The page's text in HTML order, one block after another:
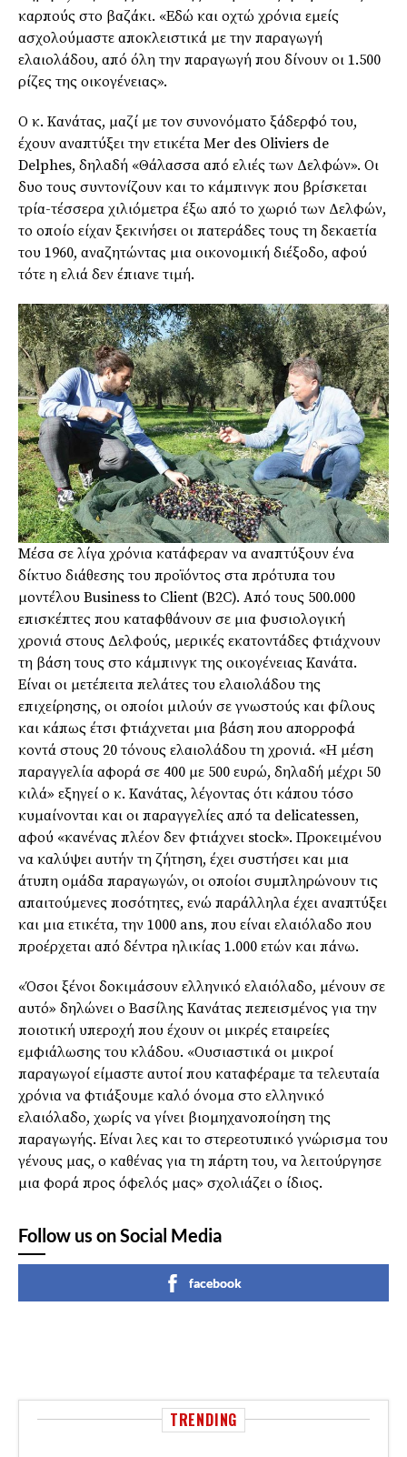
καρπούς στο βαζάκι. «Εδώ και οχτώ χρόνια εμείς
ασχολούμαστε αποκλειστικά με την παραγωγή
ελαιολάδου, από όλη την παραγωγή που δίνουν οι 1.500
ρίζες της οικογένειας».
Ο κ. Κανάτας, μαζί με τον συνονόματο ξάδερφό του,
έχουν αναπτύξει την ετικέτα Mer des Oliviers de
Delphes, δηλαδή «Θάλασσα από ελιές των Δελφών». Οι
δυο τους συντονίζουν και το κάμπινγκ που βρίσκεται
τρία-τέσσερα χιλιόμετρα έξω από το χωριό των Δελφών,
το οποίο είχαν ξεκινήσει οι πατεράδες τους τη δεκαετία
του 1960, αναζητώντας μια οικονομική διέξοδο, αφού
τότε η ελιά δεν έπιανε τιμή.
Μέσα σε λίγα χρόνια κατάφεραν να αναπτύξουν ένα
δίκτυο διάθεσης του προϊόντος στα πρότυπα του
μοντέλου Business to Client (B2C). Από τους 500.000
επισκέπτες που καταφθάνουν σε μια φυσιολογική
χρονιά στους Δελφούς, μερικές εκατοντάδες φτιάχνουν
τη βάση τους στο κάμπινγκ της οικογένειας Κανάτα.
Είναι οι μετέπειτα πελάτες του ελαιολάδου της
επιχείρησης, οι οποίοι μιλούν σε γνωστούς και φίλους
και κάπως έτσι φτιάχνεται μια βάση που απορροφά
κοντά στους 20 τόνους ελαιολάδου τη χρονιά. «Η μέση
παραγγελία αφορά σε 400 με 500 ευρώ, δηλαδή μέχρι 50
κιλά» εξηγεί ο κ. Κανάτας, λέγοντας ότι κάπου τόσο
κυμαίνονται και οι παραγγελίες από τα delicatessen,
αφού «κανένας πλέον δεν φτιάχνει stock». Προκειμένου
να καλύψει αυτήν τη ζήτηση, έχει συστήσει και μια
άτυπη ομάδα παραγωγών, οι οποίοι συμπληρώνουν τις
απαιτούμενες ποσότητες, ενώ παράλληλα έχει αναπτύξει
και μια ετικέτα, την 1000 ans, που είναι ελαιόλαδο που
προέρχεται από δέντρα ηλικίας 1.000 ετών και πάνω.
«Όσοι ξένοι δοκιμάσουν ελληνικό ελαιόλαδο, μένουν σε
αυτό» δηλώνει ο Βασίλης Κανάτας πεπεισμένος για την
ποιοτική υπεροχή που έχουν οι μικρές εταιρείες
εμφιάλωσης του κλάδου. «Ουσιαστικά οι μικροί
παραγωγοί είμαστε αυτοί που καταφέραμε τα τελευταία
χρόνια να φτιάξουμε καλό όνομα στο ελληνικό
ελαιόλαδο, χωρίς να γίνει βιομηχανοποίηση της
παραγωγής. Είναι λες και το στερεοτυπικό γνώρισμα του
γένους μας, ο καθένας για τη πάρτη του, να λειτούργησε
μια φορά προς όφελός μας» σχολιάζει ο ίδιος.
Follow us on Social Media
facebook
TRENDING